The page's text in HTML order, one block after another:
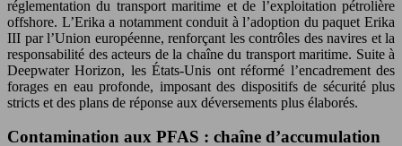
réglementation du transport maritime et de l’exploitation pétrolière
offshore. L’Erika a notamment conduit à l’adoption du paquet Erika
III par l’Union européenne, renforçant les contrôles des navires et la
responsabilité des acteurs de la chaîne du transport maritime. Suite à
Deepwater Horizon, les États-Unis ont réformé l’encadrement des
forages en eau profonde, imposant des dispositifs de sécurité plus
stricts et des plans de réponse aux déversements plus élaborés.
Contamination aux PFAS : chaîne d’accumulation